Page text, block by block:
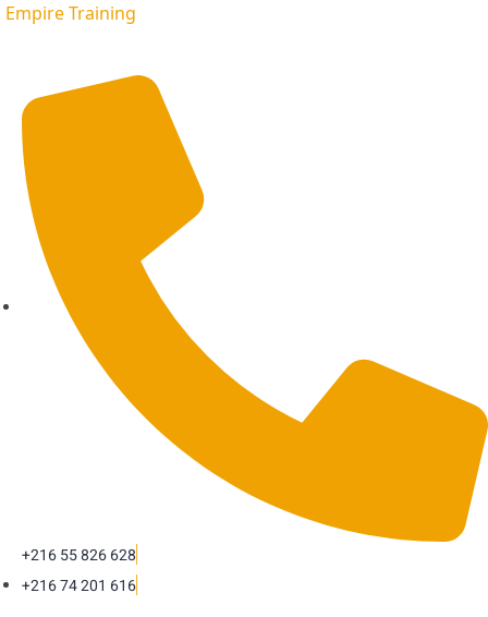
Empire Training
+216 55 826 628
+216 74 201 616